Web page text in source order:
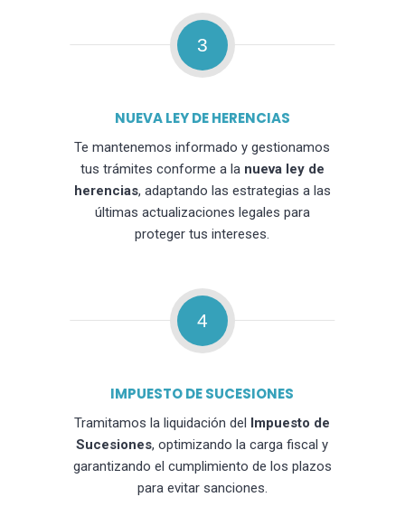
3
NUEVA LEY DE HERENCIAS
Te mantenemos informado y gestionamos
tus trámites conforme a la nueva ley de
herencias, adaptando las estrategias a las
últimas actualizaciones legales para
proteger tus intereses.
4
IMPUESTO DE SUCESIONES
Tramitamos la liquidación del Impuesto de
Sucesiones, optimizando la carga fiscal y
garantizando el cumplimiento de los plazos
para evitar sanciones.